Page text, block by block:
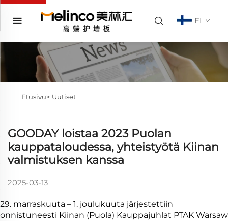
FI
Etusivu> Uutiset
GOODAY loistaa 2023 Puolan
kauppataloudessa, yhteistyötä Kiinan
valmistuksen kanssa
2025-03-13
29. marraskuuta – 1. joulukuuta järjestettiin
onnistuneesti Kiinan (Puola) Kauppajuhlat PTAK Warsaw